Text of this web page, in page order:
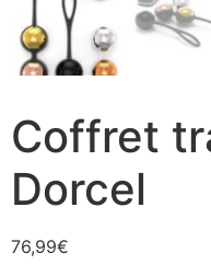
Coffret
Dorcel
76,99€